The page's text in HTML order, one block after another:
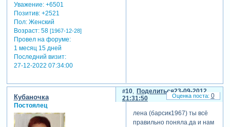
Уважение: +6501
Позитив: +2521
Пол:Женский
Возраст:58 [1967-12-28]
Провел на форуме:
1 месяц 15 дней
Последний визит:
27-12-2022 07:34:00
Поделиться
10
23-09-2012
21:31:50
Кубаночка
Постоялец
лена (барсик1967) ты всё
правильно поняла.да и нам
0